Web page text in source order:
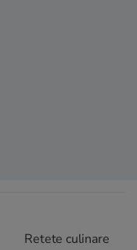
Retete culinare